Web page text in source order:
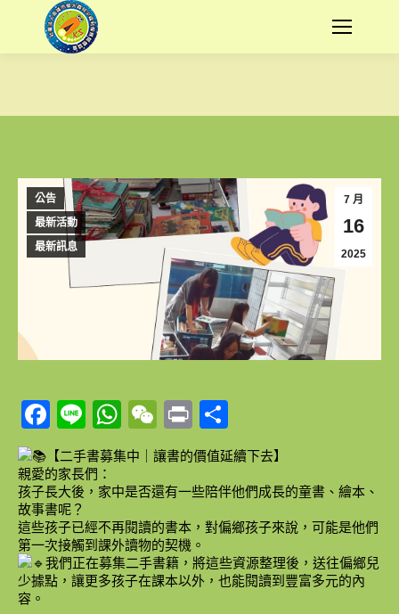
7 月
16
2025
公告
最新活動
最新訊息
Facebook
LineWhatsApp
WeChat
Print
【二手書募集中｜讓書的價值延續下去】
親愛的家長們：
孩子長大後，家中是否還有一些陪伴他們成長的童書、繪本、
故事書呢？
這些孩子已經不再閱讀的書本，對偏鄉孩子來說，可能是他們
第一次接觸到課外讀物的契機。
我們正在募集二手書籍，將這些資源整理後，送往偏鄉兒
少據點，讓更多孩子在課本以外，也能閱讀到豐富多元的內
容。